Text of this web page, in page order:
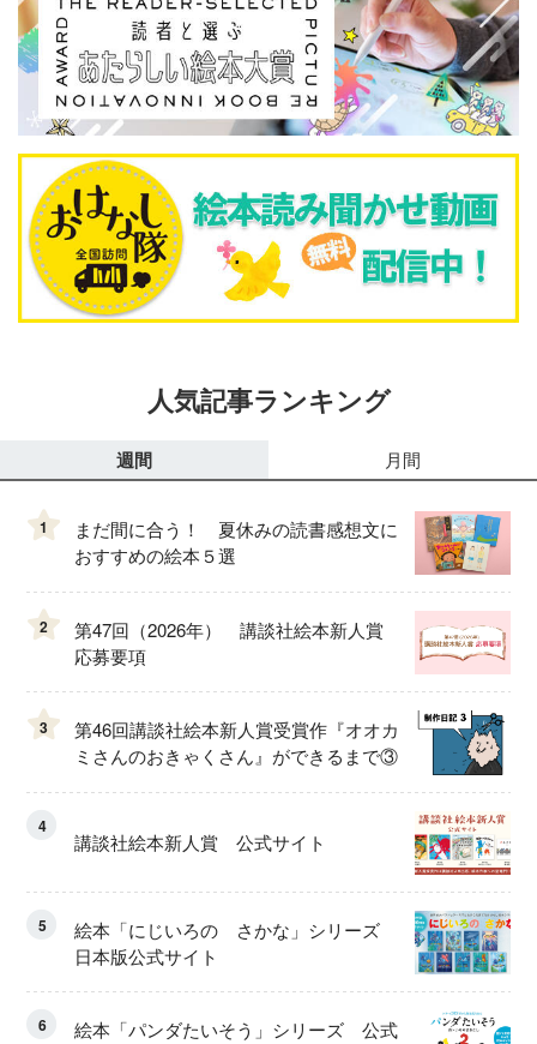
人気記事ランキング
週間 月間
1
まだ間に合う！ 夏休みの読書感想文に
おすすめの絵本５選
2
第47回（2026年） 講談社絵本新人賞
応募要項
3
第46回講談社絵本新人賞受賞作『オオカ
ミさんのおきゃくさん』ができるまで③
4
講談社絵本新人賞 公式サイト
5
絵本「にじいろの さかな」シリーズ
日本版公式サイト
6
絵本「パンダたいそう」シリーズ 公式